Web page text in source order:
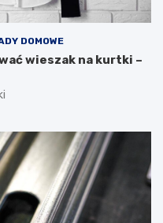
DOMOWE
wieszak na kurtki –